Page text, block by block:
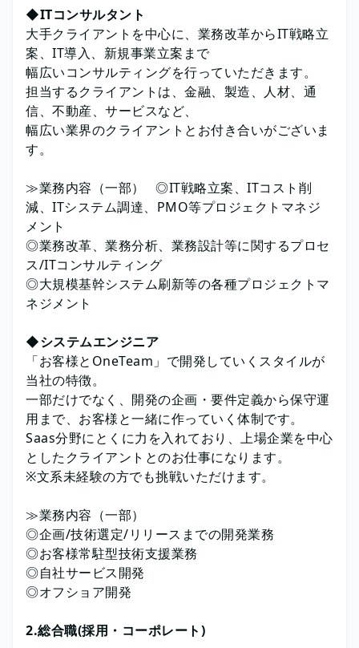
◆ITコンサルタント
大手クライアントを中心に、業務改革からIT戦略立
案、IT導入、新規事業立案まで
幅広いコンサルティングを行っていただきます。
担当するクライアントは、金融、製造、人材、通
信、不動産、サービスなど、
幅広い業界のクライアントとお付き合いがございま
す。
≫業務内容（一部） ◎IT戦略立案、ITコスト削
減、ITシステム調達、PMO等プロジェクトマネジ
メント
◎業務改革、業務分析、業務設計等に関するプロセ
ス/ITコンサルティング
◎大規模基幹システム刷新等の各種プロジェクトマ
ネジメント
◆システムエンジニア
「お客様とOneTeam」で開発していくスタイルが
当社の特徴。
一部だけでなく、開発の企画・要件定義から保守運
用まで、お客様と一緒に作っていく体制です。
Saas分野にとくに力を入れており、上場企業を中心
としたクライアントとのお仕事になります。
※文系未経験の方でも挑戦いただけます。
≫業務内容（一部）
◎企画/技術選定/リリースまでの開発業務
◎お客様常駐型技術支援業務
◎自社サービス開発
◎オフショア開発
2.総合職(採用・コーポレート)